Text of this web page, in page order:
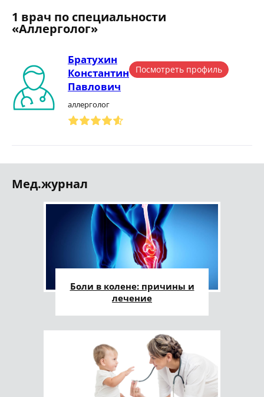
1 врач по специальности
«Аллерголог»
Братухин
Константин
Павлович
аллерголог
Посмотреть профиль
Мед.журнал
Боли в колене: причины и
лечение